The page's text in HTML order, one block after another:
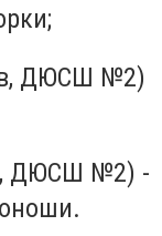
ДЮСШ №2)
ДЮСШ №2) -